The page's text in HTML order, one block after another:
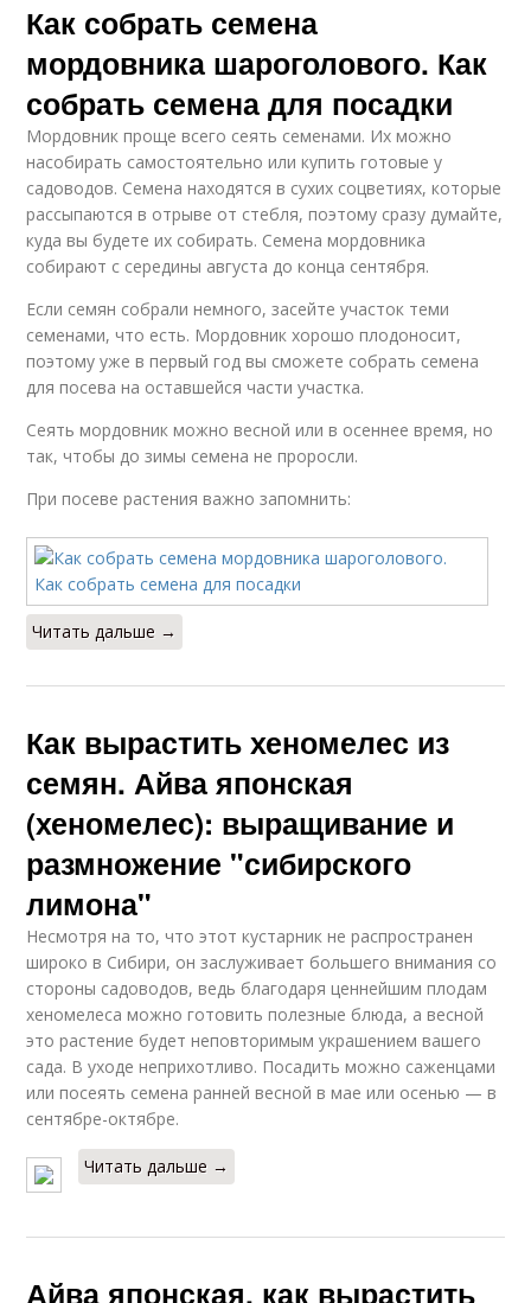
Как собрать семена
мордовника шароголового. Как
собрать семена для посадки
Мордовник проще всего сеять семенами. Их можно
насобирать самостоятельно или купить готовые у
садоводов. Семена находятся в сухих соцветиях, которые
рассыпаются в отрыве от стебля, поэтому сразу думайте,
куда вы будете их собирать. Семена мордовника
собирают с середины августа до конца сентября.
Если семян собрали немного, засейте участок теми
семенами, что есть. Мордовник хорошо плодоносит,
поэтому уже в первый год вы сможете собрать семена
для посева на оставшейся части участка.
Сеять мордовник можно весной или в осеннее время, но
так, чтобы до зимы семена не проросли.
При посеве растения важно запомнить:
Читать дальше →
Как вырастить хеномелес из
семян. Айва японская
(хеномелес): выращивание и
размножение "сибирского
лимона"
Несмотря на то, что этот кус­тарник не распространен
ши­роко в Сибири, он заслуживает большего внимания со
сторо­ны садоводов, ведь благодаря ценнейшим плодам
хеномелеса можно готовить полезные блю­да, а весной
это растение будет неповторимым украшением ва­шего
сада. В уходе неприхотливо. Посадить можно саженцами
или посеять семена ранней весной в мае или осенью — в
сентябре-октябре.
Читать дальше →
Айва японская, как вырастить